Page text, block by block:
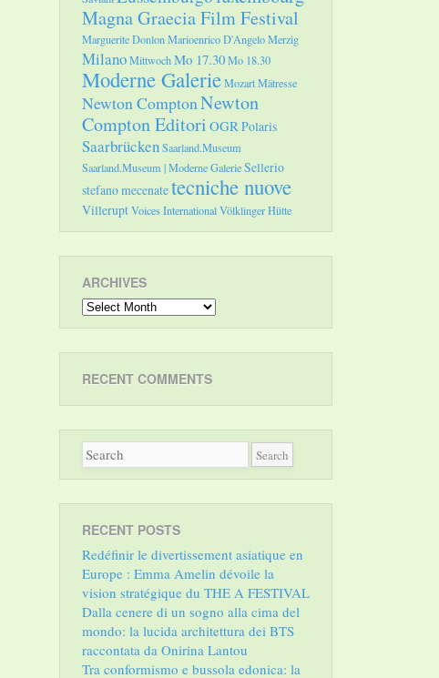
Magna Graecia Film Festival
Marguerite DonlonMarioenrico D'AngeloMerzig
MilanoMittwochMo 17.30Mo 18.30
Moderne GalerieMozartMätresse
Newton ComptonNewton
Compton Editori OGRPolaris
SaarbrückenSaarland.Museum
Saarland.Museum | Moderne GalerieSellerio
stefano mecenatetecniche nuove
VilleruptVoices InternationalVölklinger Hütte
ARCHIVES
Archives
RECENT COMMENTS
RECENT POSTS
Redéfinir le divertissement asiatique en
Europe : Emma Amelin dévoile la
vision stratégique du THE A FESTIVAL
Dalla cenere di un sogno alla cima del
mondo: la lucida architettura dei BTS
raccontata da Onirina Lantou
Tra conformismo e bussola edonica: la